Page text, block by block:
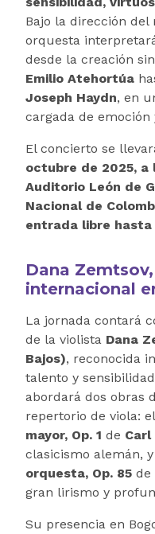
Bajo la dirección del
orquesta
desde la creación
Emilio Atehortúa
Joseph Haydn, en
cargada de emoción
El concierto se
octubre de 2025, a
Auditorio León de
Nacional de
entrada libre
Dana
internacional
La jornada contará
de la violista Dana
Bajos), reconocida
talento y
abordará dos obras
repertorio de viola: el
mayor, Op. 1 de
clasicismo alemán,
orquesta, Op. 85 de
gran lirismo y
Su presencia en